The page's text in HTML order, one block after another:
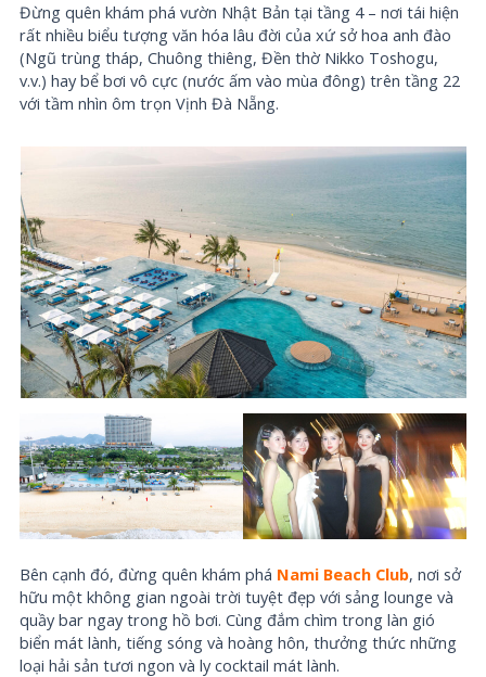
Đừng quên khám phá vườn Nhật Bản tại tầng 4 – nơi tái hiện
rất nhiều biểu tượng văn hóa lâu đời của xứ sở hoa anh đào
(Ngũ trùng tháp, Chuông thiêng, Đền thờ Nikko Toshogu,
v.v.) hay bể bơi vô cực (nước ấm vào mùa đông) trên tầng 22
với tầm nhìn ôm trọn Vịnh Đà Nẵng.
Bên cạnh đó, đừng quên khám phá Nami Beach Club, nơi sở
hữu một không gian ngoài trời tuyệt đẹp với sảng lounge và
quầy bar ngay trong hồ bơi. Cùng đắm chìm trong làn gió
biển mát lành, tiếng sóng và hoàng hôn, thưởng thức những
loại hải sản tươi ngon và ly cocktail mát lành.